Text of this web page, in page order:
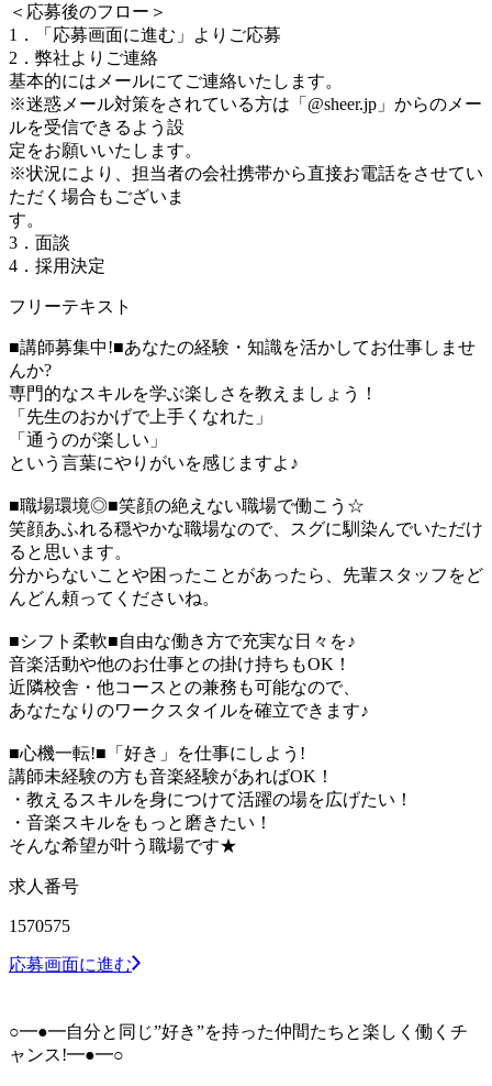
＜応募後のフロー＞
1．「応募画面に進む」よりご応募
2．弊社よりご連絡
基本的にはメールにてご連絡いたします。
※迷惑メール対策をされている方は「@sheer.jp」からのメー
ルを受信できるよう設
定をお願いいたします。
※状況により、担当者の会社携帯から直接お電話をさせてい
ただく場合もございま
す。
3．面談
4．採用決定
フリーテキスト
■講師募集中!■あなたの経験・知識を活かしてお仕事しませ
んか?
専門的なスキルを学ぶ楽しさを教えましょう！
「先生のおかげで上手くなれた」
「通うのが楽しい」
という言葉にやりがいを感じますよ♪
■職場環境◎■笑顔の絶えない職場で働こう☆
笑顔あふれる穏やかな職場なので、スグに馴染んでいただけ
ると思います。
分からないことや困ったことがあったら、先輩スタッフをど
んどん頼ってくださいね。
■シフト柔軟■自由な働き方で充実な日々を♪
音楽活動や他のお仕事との掛け持ちもOK！
近隣校舎・他コースとの兼務も可能なので、
あなたなりのワークスタイルを確立できます♪
■心機一転!■「好き」を仕事にしよう!
講師未経験の方も音楽経験があればOK！
・教えるスキルを身につけて活躍の場を広げたい！
・音楽スキルをもっと磨きたい！
そんな希望が叶う職場です★
求人番号
1570575
応募画面に進む
○━●━自分と同じ”好き”を持った仲間たちと楽しく働くチ
ャンス!━●━○